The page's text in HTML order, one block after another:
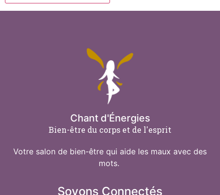
Chant d'Énergies
Bien-être du corps et de l'esprit
Votre salon de bien-être qui aide les maux avec des
mots.
Soyons Connectés